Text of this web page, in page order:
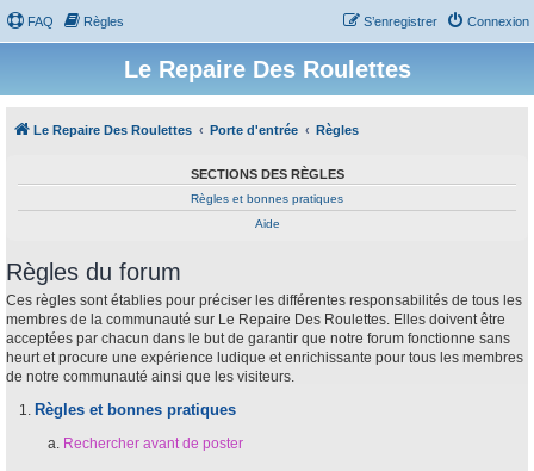
FAQ Règles Connexion
S’enregistrer
Le Repaire Des Roulettes
Le Repaire Des Roulettes Porte d'entrée Règles
SECTIONS DES RÈGLES
Règles et bonnes pratiques
Aide
Règles du forum
Ces règles sont établies pour préciser les différentes responsabilités de tous les
membres de la communauté sur Le Repaire Des Roulettes. Elles doivent être
acceptées par chacun dans le but de garantir que notre forum fonctionne sans
heurt et procure une expérience ludique et enrichissante pour tous les membres
de notre communauté ainsi que les visiteurs.
Règles et bonnes pratiques
Rechercher avant de poster